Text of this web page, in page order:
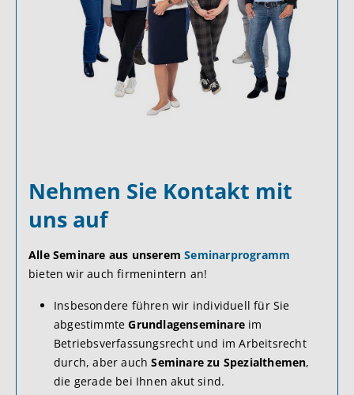
Nehmen Sie Kontakt mit
uns auf
Alle Seminare aus unseremSeminarprogramm
bieten wir auch firmenintern an!
Insbesondere führen wir individuell für Sie
abgestimmteGrundlagenseminare im
Betriebsverfassungsrecht und im Arbeitsrecht
durch, aber auchSeminare zu Spezialthemen,
die gerade bei Ihnen akut sind.